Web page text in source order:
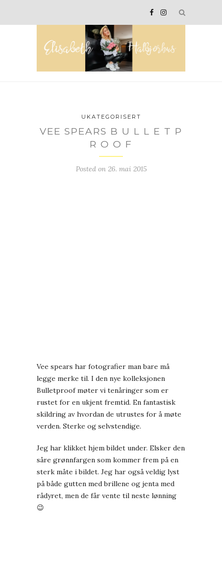
UKATEGORISERT
VEE SPEARS B U L L E T P
R O O F
Posted on 26. mai 2015
Vee spears har fotografier man bare må
legge merke til. I den nye kolleksjonen
Bulletproof møter vi tenåringer som er
rustet for en ukjent fremtid. En fantastisk
skildring av hvordan de utrustes for å møte
verden. Sterke og selvstendige.
Jeg har klikket hjem bildet under. Elsker den
såre grønnfargen som kommer frem på en
sterk måte i bildet. Jeg har også veldig lyst
på både gutten med brillene og jenta med
rådyret, men de får vente til neste lønning
😉